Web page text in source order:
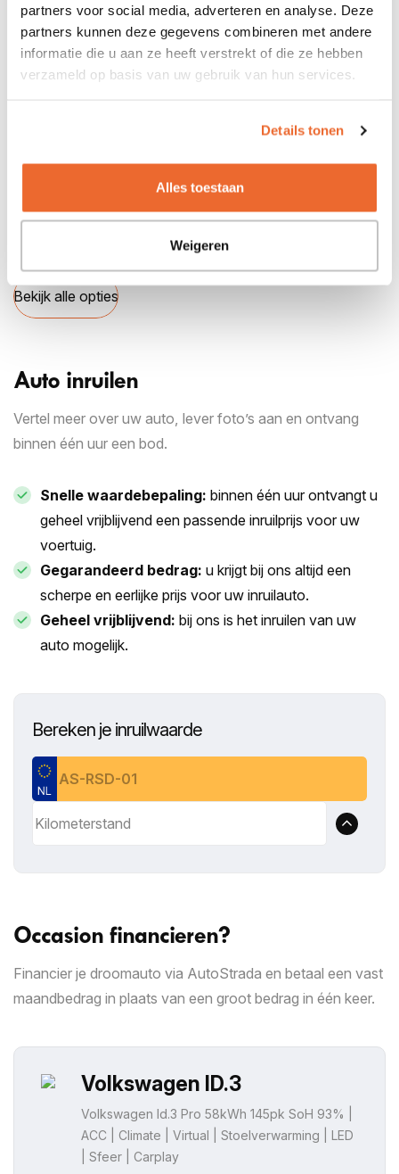
partners voor social media, adverteren en analyse. Deze
partners kunnen deze gegevens combineren met andere
informatie die u aan ze heeft verstrekt of die ze hebben
verzameld op basis van uw gebruik van hun services.
Details tonen
Alles toestaan
Weigeren
Opties
Airconditioning
Bekijk alle opties
Auto inruilen
Vertel meer over uw auto, lever foto’s aan en ontvang
binnen één uur een bod.
Snelle waardebepaling: binnen één uur ontvangt u
geheel vrijblijvend een passende inruilprijs voor uw
voertuig.
Gegarandeerd bedrag: u krijgt bij ons altijd een
scherpe en eerlijke prijs voor uw inruilauto.
Geheel vrijblijvend: bij ons is het inruilen van uw
auto mogelijk.
Bereken je inruilwaarde
Occasion financieren?
Financier je droomauto via AutoStrada en betaal een vast
maandbedrag in plaats van een groot bedrag in één keer.
Volkswagen ID.3
Volkswagen Id.3 Pro 58kWh 145pk SoH 93% |
ACC | Climate | Virtual | Stoelverwarming | LED
| Sfeer | Carplay